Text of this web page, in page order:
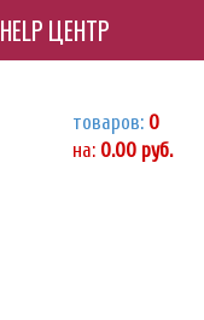
HELP ЦЕНТР
товаров: 0
на: 0.00 руб.